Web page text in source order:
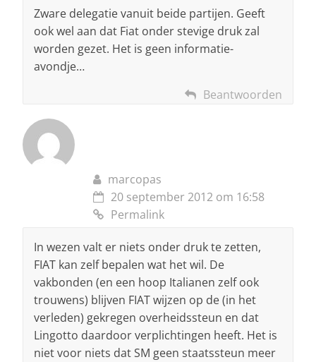
Zware delegatie vanuit beide partijen. Geeft
ook wel aan dat Fiat onder stevige druk zal
worden gezet. Het is geen informatie-
avondje…
Beantwoorden
marcopas
20 september 2012 om 16:58
Permalink
In wezen valt er niets onder druk te zetten,
FIAT kan zelf bepalen wat het wil. De
vakbonden (en een hoop Italianen zelf ook
trouwens) blijven FIAT wijzen op de (in het
verleden) gekregen overheidssteun en dat
Lingotto daardoor verplichtingen heeft. Het is
niet voor niets dat SM geen staatssteun meer